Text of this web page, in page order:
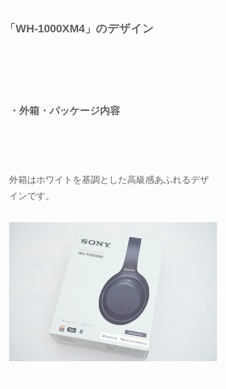
「WH-1000XM4」のデザイン
・外箱・パッケージ内容
外箱はホワイトを基調とした高級感あふれるデザ
インです。